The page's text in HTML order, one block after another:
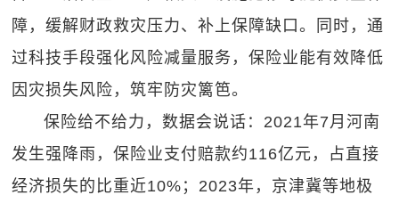
障，缓解财政救灾压力、补上保障缺口。同时，通
过科技手段强化风险减量服务，保险业能有效降低
因灾损失风险，筑牢防灾篱笆。
保险给不给力，数据会说话：2021年7月河南
发生强降雨，保险业支付赔款约116亿元，占直接
经济损失的比重近10%；2023年，京津冀等地极